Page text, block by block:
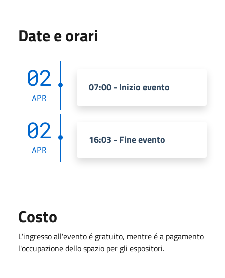
Date e orari
02
APR
07:00 - Inizio evento
02
APR
16:03 - Fine evento
Costo
L'ingresso all'evento é gratuito, mentre é a pagamento
l'occupazione dello spazio per gli espositori.